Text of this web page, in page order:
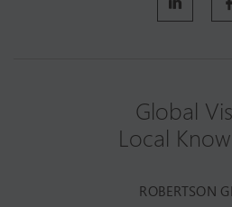
Global
Local
ROBERTSON